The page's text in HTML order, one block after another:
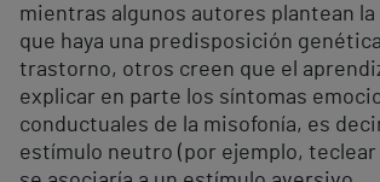
mientras algunos autores plantean
que haya una predisposición
trastorno, otros creen que el
explicar en parte los síntomas
conductuales de la misofonía, es
estímulo neutro (por ejemplo,